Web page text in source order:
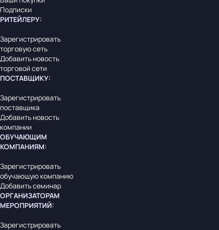
Подписки
РИТЕЙЛЕРУ:
Зарегистрировать
торговую сеть
Добавить новость
торговой сети
ПОСТАВЩИКУ:
Зарегистрировать
поставщика
Добавить новость
компании
ОБУЧАЮЩИМ
КОМПАНИЯМ:
Зарегистрировать
обучающую компанию
Добавить семинар
ОРГАНИЗАТОРАМ
МЕРОПРИЯТИЙ:
Зарегистрировать